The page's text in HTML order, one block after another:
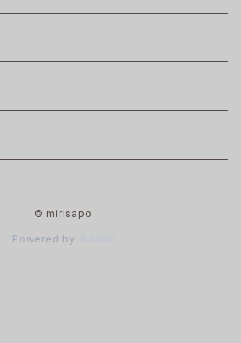
© mirisapo
Powered by